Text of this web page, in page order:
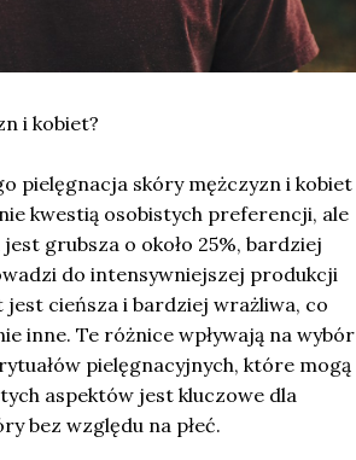
i kobiet?
pielęgnacja skóry mężczyzn i kobiet
kwestią osobistych preferencji, ale
grubsza o około 25%, bardziej
do intensywniejszej produkcji
cieńsza i bardziej wrażliwa, co
inne. Te różnice wpływają na wybór
pielęgnacyjnych, które mogą
aspektów jest kluczowe dla
bez względu na płeć.